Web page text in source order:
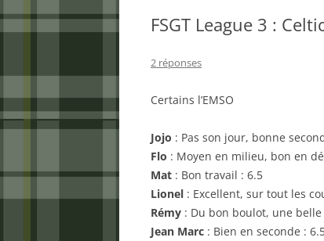
FSGT League 3 :
2 réponses
Certains l’EMSO
Jojo : Pas son jour, bonne
Flo : Moyen en milieu, bon en
Mat : Bon travail : 6.5
Lionel : Excellent, sur tout les
Rémy : Du bon boulot, une
Jean Marc : Bien en seconde :